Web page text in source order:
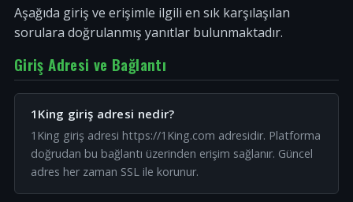
Aşağıda giriş ve erişimle ilgili en sık karşılaşılan
sorulara doğrulanmış yanıtlar bulunmaktadır.
Giriş Adresi ve Bağlantı
1King giriş adresi nedir?
1King giriş adresi https://1King.com adresidir. Platforma
doğrudan bu bağlantı üzerinden erişim sağlanır. Güncel
adres her zaman SSL ile korunur.